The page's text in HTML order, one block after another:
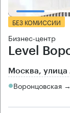
БЕЗ КОМИССИИ
Бизнес-центр
Level
Москва,
Воронцовская